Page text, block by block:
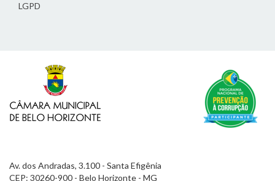
LGPD
Av. dos Andradas, 3.100 - Santa Efigênia
CEP: 30260-900 - Belo Horizonte - MG